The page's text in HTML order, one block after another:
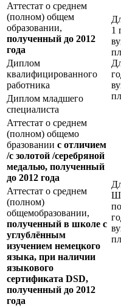
Аттестат о среднем
(полном) общем
образовании,
полученный до 2012
года
1
Диплом
квалифицированного
работника
Диплом младшего
специалиста
Аттестат о среднем
(полном) общемо
бразовании с отличием
/с золотой /серебряной
медалью, полученный
до 2012 года
Аттестат о среднем
(полном)
общемобразовании,
полученный в школе с
углублённым
изучением немецкого
языка, при наличии
языкового
сертификата DSD,
полученный до 2012
года